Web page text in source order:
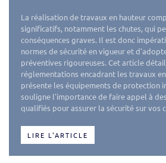
La réalisation de travaux en hauteur
significatifs, notamment les chutes, qui
conséquences graves. Il est donc
normes de sécurité en vigueur et
préventives rigoureuses. Cet article
réglementations encadrant les travaux
présente les équipements de protection
souligne l'importance de faire appel à
qualifiés pour assurer la sécurité sur vos
LIRE L'ARTICLE